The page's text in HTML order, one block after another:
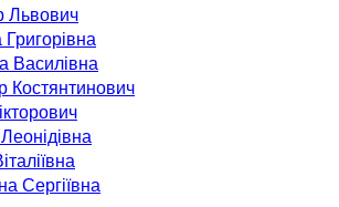
Львович
Василівна
Костянтинович
Сергіївна